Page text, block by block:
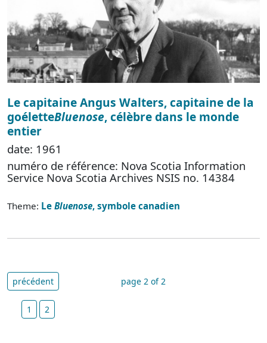
Le capitaine Angus Walters, capitaine de la
goéletteBluenose, célèbre dans le monde
entier
date: 1961
numéro de référence: Nova Scotia Information
Service Nova Scotia Archives NSIS no. 14384
Theme: Le Bluenose, symbole canadien
précédent page 2 of 2
1 2